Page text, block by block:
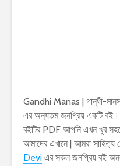
Gandhi Manas | গান্ধী-
এর অন্যতম জনপ্রিয় একটি বই।
বইটির PDF আপনি এখন খুব
আমাদের এখানে | আমরা সাহিত্য
Devi এর সকল জনপ্রিয় বই